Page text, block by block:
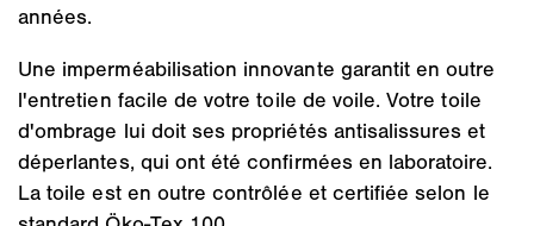
années.
Une imperméabilisation innovante garantit en outre
l'entretien facile de votre toile de voile. Votre toile
d'ombrage lui doit ses propriétés antisalissures et
déperlantes, qui ont été confirmées en laboratoire.
La toile est en outre contrôlée et certifiée selon le